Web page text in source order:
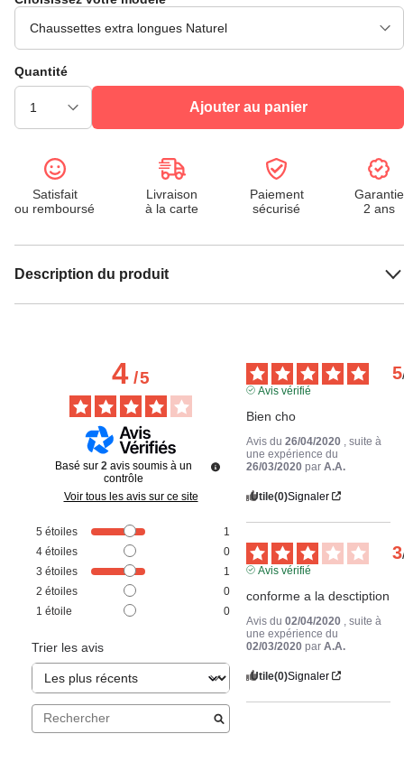
Quantité
Ajouter au panier
Satisfait
ou remboursé
Livraison
à la carte
Paiement
sécurisé
Garantie
2 ans
Description du produit
4/5
Basé sur 2 avis soumis à un
contrôle
Voir tous les avis sur ce site
5 étoiles
1
4 étoiles
0
3 étoiles
1
2 étoiles
0
1 étoile 0
Trier les avis
5
Avis vérifié
Bien cho
Avis du26/04/2020
, suite à
une expérience du
26/03/2020 parA.A.
Utile(0)Signaler
3
Avis vérifié
conforme a la desctiption
Avis du02/04/2020
, suite à
une expérience du
02/03/2020 parA.A.
Utile(0)Signaler